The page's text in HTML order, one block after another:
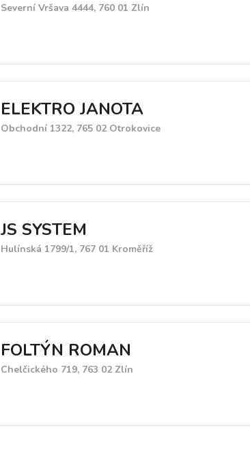
Severní Vršava 4444, 760 01 Zlín
ELEKTRO JANOTA
Obchodní 1322, 765 02 Otrokovice
JS SYSTEM
Hulínská 1799/1, 767 01 Kroměříž
FOLTÝN ROMAN
Chelčického 719, 763 02 Zlín